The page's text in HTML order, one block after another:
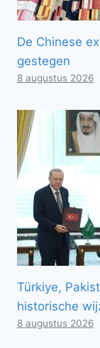
De Chinese
gestegen
8 augustus 2026
Türkiye,
historische
8 augustus 2026